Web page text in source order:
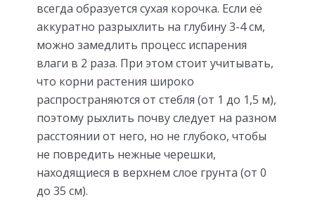
всегда образуется сухая корочка. Если её
аккуратно разрыхлить на глубину 3-4 см,
можно замедлить процесс испарения
влаги в 2 раза. При этом стоит учитывать,
что корни растения широко
распространяются от стебля (от 1 до 1,5 м),
поэтому рыхлить почву следует на разном
расстоянии от него, но не глубоко, чтобы
не повредить нежные черешки,
находящиеся в верхнем слое грунта (от 0
до 35 см).